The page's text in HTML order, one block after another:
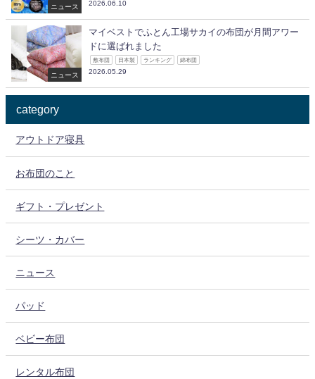
ニュース 2026.06.10
ニュース
マイベストでふとん工場サカイの布団が月間アワー
ドに選ばれました
敷布団 日本製 ランキング 綿布団
2026.05.29
category
アウトドア寝具
お布団のこと
ギフト・プレゼント
シーツ・カバー
ニュース
パッド
ベビー布団
レンタル布団